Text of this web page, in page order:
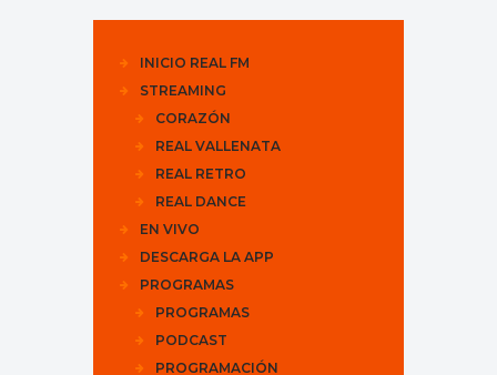
INICIO REAL FM
STREAMING
CORAZÓN
REAL VALLENATA
REAL RETRO
REAL DANCE
EN VIVO
DESCARGA LA APP
PROGRAMAS
PROGRAMAS
PODCAST
PROGRAMACIÓN